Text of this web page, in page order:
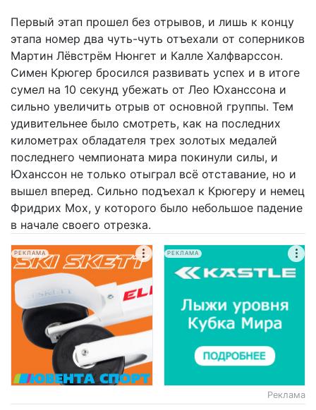
Первый этап прошел без отрывов, и лишь к концу
этапа номер два чуть-чуть отъехали от соперников
Мартин Лёвстрём Нюнгет и Калле Халфварссон.
Симен Крюгер бросился развивать успех и в итоге
сумел на 10 секунд убежать от Лео Юханссона и
сильно увеличить отрыв от основной группы. Тем
удивительнее было смотреть, как на последних
километрах обладателя трех золотых медалей
последнего чемпионата мира покинули силы, и
Юханссон не только отыграл всё отставание, но и
вышел вперед. Сильно подъехал к Крюгеру и немец
Фридрих Мох, у которого было небольшое падение
в начале своего отрезка.
РЕКЛАМА РЕКЛАМА
Реклама